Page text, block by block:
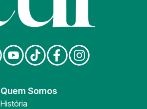
Quem Somos
História